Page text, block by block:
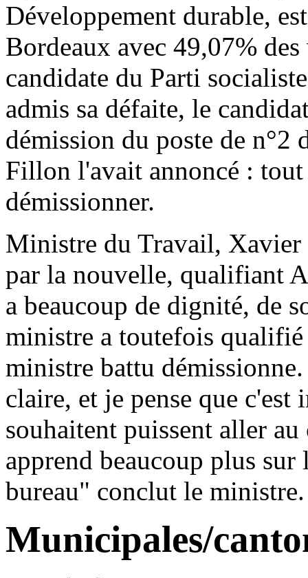
Développement durable,
Bordeaux avec 49,07%
candidate du Parti
admis sa défaite, le
démission du poste de n°2
Fillon l'avait annoncé :
démissionner.
Ministre du Travail, Xavier
par la nouvelle, qualifiant
a beaucoup de dignité, de
ministre a toutefois
ministre battu
claire, et je pense que
souhaitent puissent aller
apprend beaucoup plus
bureau" conclut le ministre.
Municipales/